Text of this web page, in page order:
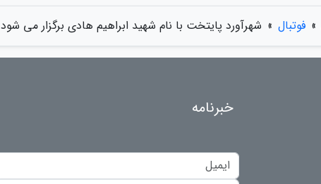
» فوتبال » شهرآورد پایتخت با نام شهید ابراهیم هادی برگزار می شود
خبرنامه